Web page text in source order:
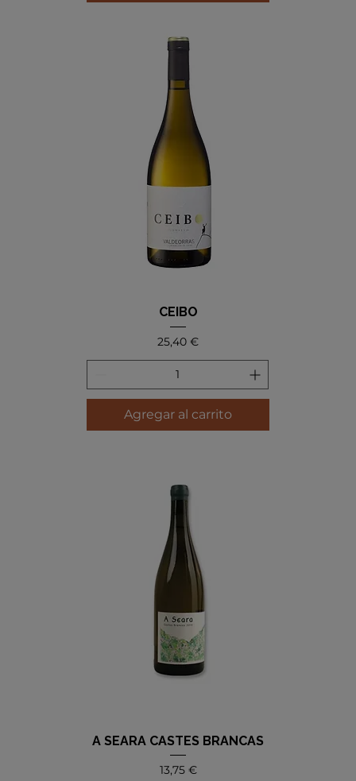
CEIBO
Precio
25,40 €
Agregar al carrito
A SEARA CASTES BRANCAS
Precio
13,75 €